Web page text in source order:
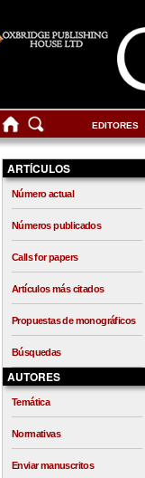
EDITORES
ARTÍCULOS
Número actual
Números publicados
Calls for papers
Artículos más citados
Propuestas de monográficos
Búsquedas
AUTORES
Temática
Normativas
Enviar manuscritos